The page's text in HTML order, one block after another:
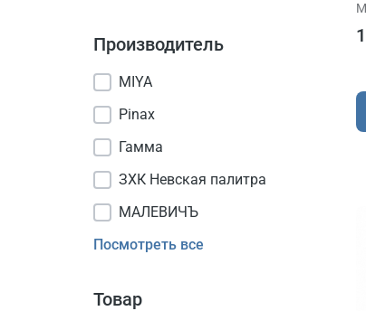
Производитель
MIYA
Pinax
Гамма
ЗХК Невская палитра
МАЛЕВИЧЪ
Посмотреть все
Товар